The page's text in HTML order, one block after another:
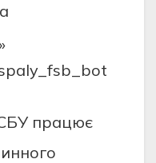
працює